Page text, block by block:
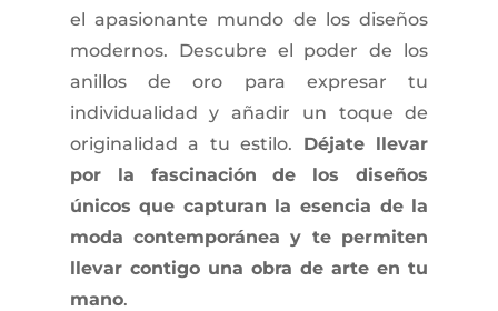
el apasionante mundo de los diseños
modernos. Descubre el poder de los
anillos de oro para expresar tu
individualidad y añadir un toque de
originalidad a tu estilo. Déjate llevar
por la fascinación de los diseños
únicos que capturan la esencia de la
moda contemporánea y te permiten
llevar contigo una obra de arte en tu
mano.